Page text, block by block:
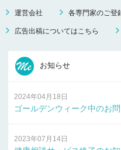
運営会社 各専門家のご登
広告出稿についてはこちら
お知らせ
2024年04月18日
ゴールデンウィーク中のお
2023年07月14日